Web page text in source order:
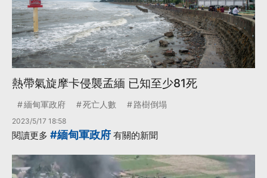
熱帶氣旋摩卡侵襲孟緬 已知至少81死
緬甸軍政府 死亡人數 路樹倒塌
2023/5/17 18:58
閱讀更多 #緬甸軍政府 有關的新聞